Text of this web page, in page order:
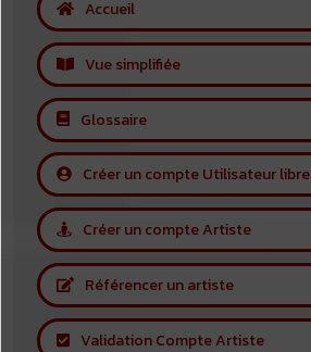
Accueil
Vue simplifiée
Glossaire
Créer un compte Utilisateur libre
Créer un compte Artiste
Référencer un artiste
Validation Compte Artiste